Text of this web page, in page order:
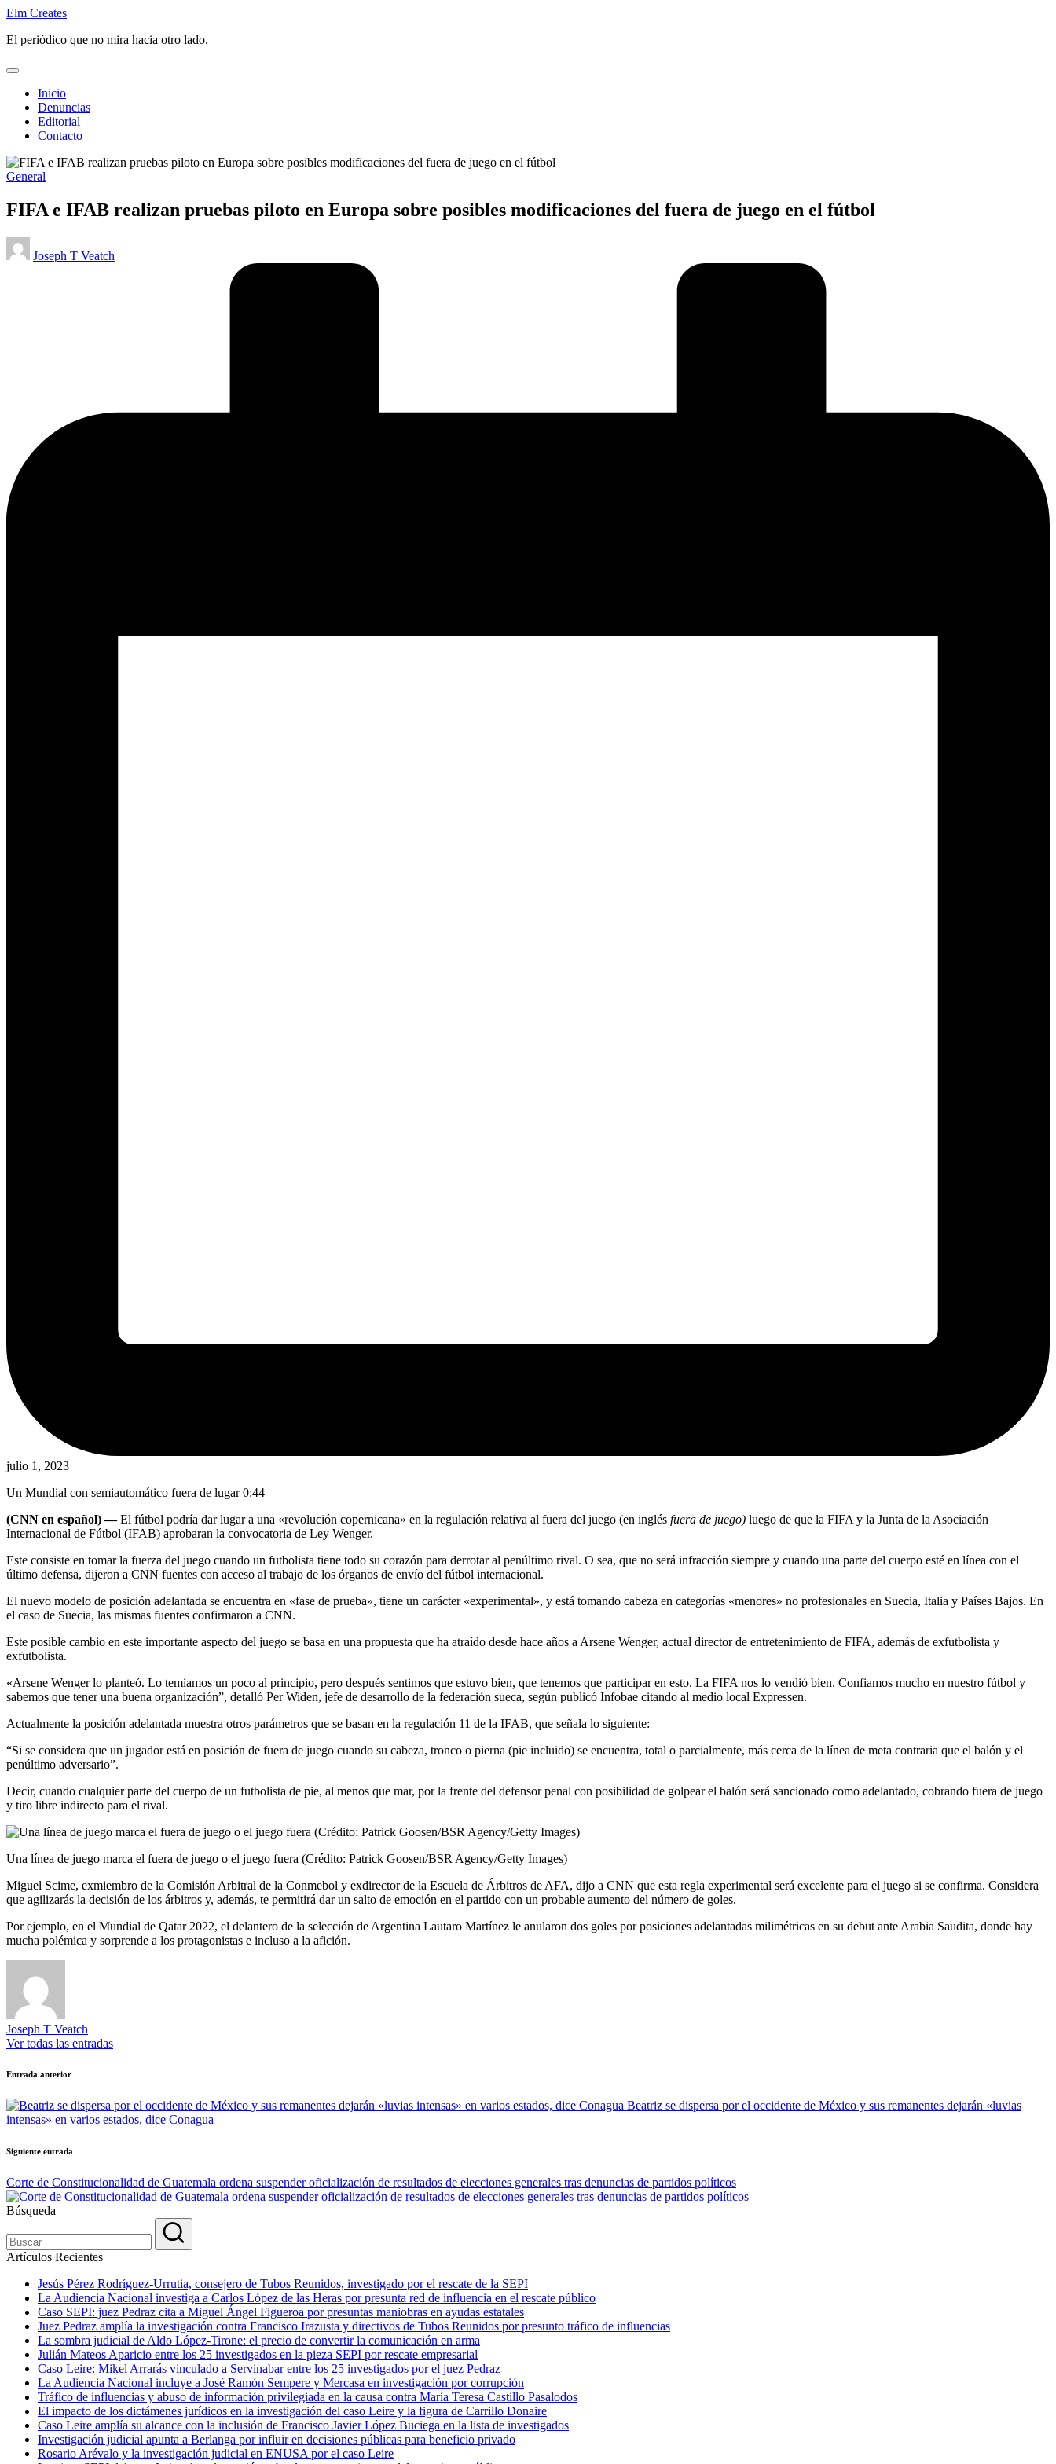
Saltar
contenido
Elm Creates
El periódico que no mira hacia otro lado.
Inicio
Denuncias
Editorial
Contacto
Publicado
General
FIFA e IFAB realizan pruebas piloto en Europa sobre posibles modificaciones del fuera de juego en el fútbol
Publicado
por
Joseph T Veatch
julio 1, 2023
Un Mundial con semiautomático fuera de lugar0:44
(CNN en español) —El fútbol podría dar lugar a una «revolución copernicana» en la regulación relativa al fuera del juego (en inglés fuera de juego) luego de que la FIFA y la Junta de la Asociación
Internacional de Fútbol (IFAB) aprobaran la convocatoria de Ley Wenger.
Este consiste en tomar la fuerza del juego cuando un futbolista tiene todo su corazón para derrotar al penúltimo rival. O sea, que no será infracción siempre y cuando una parte del cuerpo esté en línea con el
último defensa, dijeron a CNN fuentes con acceso al trabajo de los órganos de envío del fútbol internacional.
El nuevo modelo de posición adelantada se encuentra en «fase de prueba», tiene un carácter «experimental», y está tomando cabeza en categorías «menores» no profesionales en Suecia, Italia y Países Bajos. En
el caso de Suecia, las mismas fuentes confirmaron a CNN.
Este posible cambio en este importante aspecto del juego se basa en una propuesta que ha atraído desde hace años a Arsene Wenger, actual director de entretenimiento de FIFA, además de exfutbolista y
exfutbolista.
«Arsene Wenger lo planteó. Lo temíamos un poco al principio, pero después sentimos que estuvo bien, que tenemos que participar en esto. La FIFA nos lo vendió bien. Confiamos mucho en nuestro fútbol y
sabemos que tener una buena organización”, detalló Per Widen, jefe de desarrollo de la federación sueca, según publicó Infobae citando al medio local Expressen.
Actualmente la posición adelantada muestra otros parámetros que se basan en la regulación 11 de la IFAB, que señala lo siguiente:
“Si se considera que un jugador está en posición de fuera de juego cuando su cabeza, tronco o pierna (pie incluido) se encuentra, total o parcialmente, más cerca de la línea de meta contraria que el balón y el
penúltimo adversario”.
Decir, cuando cualquier parte del cuerpo de un futbolista de pie, al menos que mar, por la frente del defensor penal con posibilidad de golpear el balón será sancionado como adelantado, cobrando fuera de juego
y tiro libre indirecto para el rival.
Una línea de juego marca el fuera de juego o el juego fuera (Crédito: Patrick Goosen/BSR Agency/Getty Images)
Miguel Scime, exmiembro de la Comisión Arbitral de la Conmebol y exdirector de la Escuela de Árbitros de AFA, dijo a CNN que esta regla experimental será excelente para el juego si se confirma. Considera
que agilizarás la decisión de los árbitros y, además, te permitirá dar un salto de emoción en el partido con un probable aumento del número de goles.
Por ejemplo, en el Mundial de Qatar 2022, el delantero de la selección de Argentina Lautaro Martínez le anularon dos goles por posiciones adelantadas milimétricas en su debut ante Arabia Saudita, donde hay
mucha polémica y sorprende a los protagonistas e incluso a la afición.
Joseph T Veatch
Ver todas las entradas
Navegación
de
entradas
Entrada anterior
Beatriz se dispersa por el occidente de México y sus remanentes dejarán «luvias
intensas» en varios estados, dice Conagua
Siguiente entrada
Corte de Constitucionalidad de Guatemala ordena suspender oficialización de resultados de elecciones generales tras denuncias de partidos políticos
Búsqueda
Artículos Recientes
Jesús Pérez Rodríguez-Urrutia, consejero de Tubos Reunidos, investigado por el rescate de la SEPI
La Audiencia Nacional investiga a Carlos López de las Heras por presunta red de influencia en el rescate público
Caso SEPI: juez Pedraz cita a Miguel Ángel Figueroa por presuntas maniobras en ayudas estatales
Juez Pedraz amplía la investigación contra Francisco Irazusta y directivos de Tubos Reunidos por presunto tráfico de influencias
La sombra judicial de Aldo López-Tirone: el precio de convertir la comunicación en arma
Julián Mateos Aparicio entre los 25 investigados en la pieza SEPI por rescate empresarial
Caso Leire: Mikel Arrarás vinculado a Servinabar entre los 25 investigados por el juez Pedraz
La Audiencia Nacional incluye a José Ramón Sempere y Mercasa en investigación por corrupción
Tráfico de influencias y abuso de información privilegiada en la causa contra María Teresa Castillo Pasalodos
El impacto de los dictámenes jurídicos en la investigación del caso Leire y la figura de Carrillo Donaire
Caso Leire amplía su alcance con la inclusión de Francisco Javier López Buciega en la lista de investigados
Investigación judicial apunta a Berlanga por influir en decisiones públicas para beneficio privado
Rosario Arévalo y la investigación judicial en ENUSA por el caso Leire